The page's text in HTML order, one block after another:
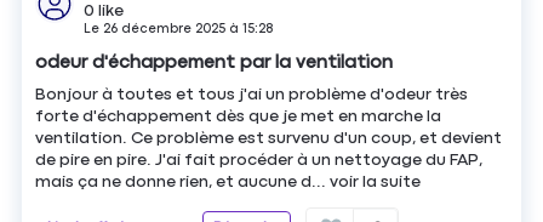
0 like
Le 26 décembre 2025 à15:28
odeur d'échappement par la ventilation
Bonjour à toutes et tous j'ai un problème d'odeur très
forte d'échappement dès que je met en marche la
ventilation. Ce problème est survenu d'un coup, et devient
de pire en pire. J'ai fait procéder à un nettoyage du FAP,
mais ça ne donne rien, et aucune d...voir la suite